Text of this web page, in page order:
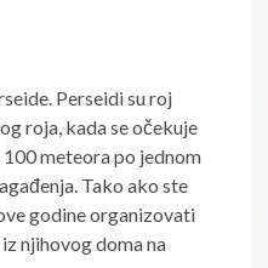
Perseidi su roj
roja, kada se očekuje
meteora po jednom
Tako ako ste
godine organizovati
njihovog doma na